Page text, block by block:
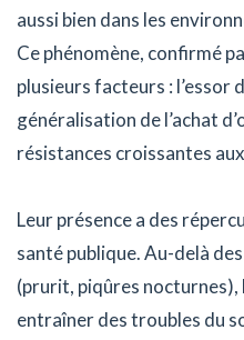
aussi bien dans les
Ce phénomène, confirmé
plusieurs facteurs : l’essor
généralisation de l’achat
résistances croissantes
Leur présence a des
santé publique. Au-delà
(prurit, piqûres
entraîner des troubles du